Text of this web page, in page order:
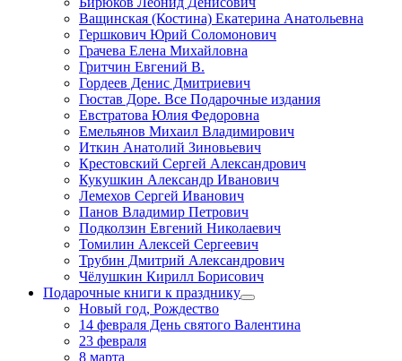
Ващинская (Костина) Екатерина Анатольевна
Гершкович Юрий Соломонович
Грачева Елена Михайловна
Гритчин Евгений В.
Гордеев Денис Дмитриевич
Гюстав Доре. Все Подарочные издания
Евстратова Юлия Федоровна
Емельянов Михаил Владимирович
Иткин Анатолий Зиновьевич
Крестовский Сергей Александрович
Кукушкин Александр Иванович
Лемехов Сергей Иванович
Панов Владимир Петрович
Подколзин Евгений Николаевич
Томилин Алексей Сергеевич
Трубин Дмитрий Александрович
Чёлушкин Кирилл Борисович
Подарочные книги к празднику
Новый год, Рождество
14 февраля День святого Валентина
23 февраля
8 марта